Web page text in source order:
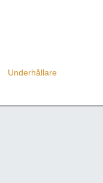
Underhållare